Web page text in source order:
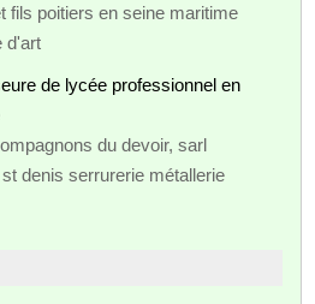
fils poitiers en seine maritime
d'art
de lycée professionnel en
du devoir, sarl
denis serrurerie métallerie